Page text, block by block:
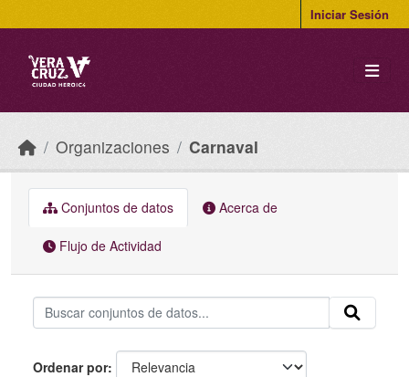
Iniciar Sesión
Organizaciones Carnaval
Conjuntos de datos Acerca de
Flujo de Actividad
Ordenar por